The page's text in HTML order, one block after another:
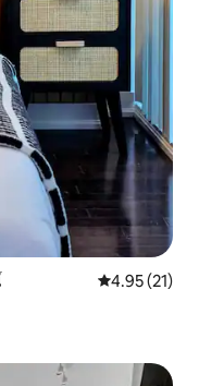
คะแนนเฉลี่ย
4.95 (21)